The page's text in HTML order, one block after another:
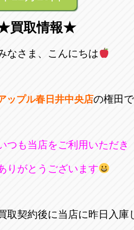
アップル
0586-28-
アップル
アップル
0566-43-
アップル
一宮22号店
市朝日3-4-12
春日井店
名岐バイパス春日店
南市立山町4-32-1
滑店
買取情報★
なさま、こんにちは
ップル春日井中央店の権田
つも当店をご利用いただき
りがとうございます
取契約後に当店に昨日入庫